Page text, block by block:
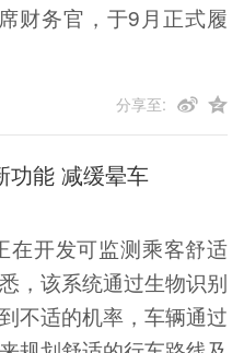
财务官，于9月正式履
分享至:
功能 减缓晕车
在开发可监测乘客舒适
，该系统通过生物识别
不适的机率，车辆通过